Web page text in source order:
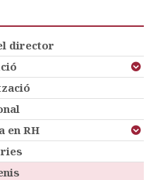
director
en RH